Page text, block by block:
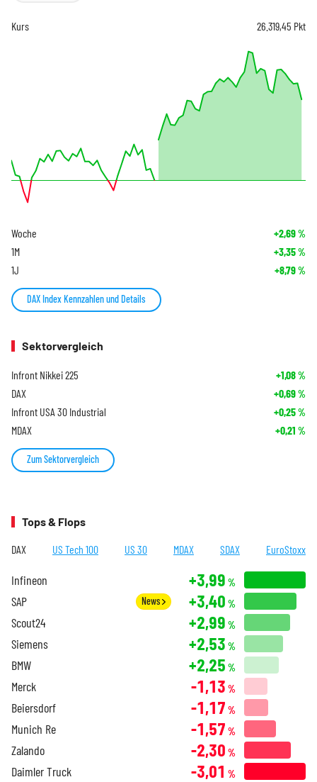
Kurs 26.319,45 Pkt
Woche +2,69%
1M +3,35%
1J +8,79%
DAX Index Kennzahlen und Details
Sektorvergleich
Infront Nikkei 225 +1,08%
DAX +0,69%
Infront USA 30 Industrial +0,25%
MDAX +0,21 %
Zum Sektorvergleich
Tops & Flops
DAX US Tech 100 US 30 MDAX SDAX EuroStoxx
Infineon +3,99 %
SAP News +3,40 %
Scout24 +2,99 %
Siemens +2,53 %
BMW +2,25 %
Merck -1,13 %
Beiersdorf -1,17 %
Munich Re -1,57 %
Zalando -2,30 %
Daimler Truck -3,01 %